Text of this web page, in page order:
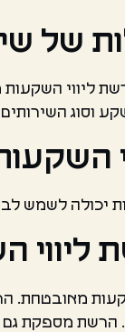
של
ליווי
וסוג השירותים
יכולה לשמש
ליווי
מספקת גם